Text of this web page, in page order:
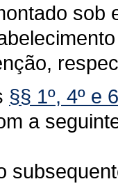
sob
§§ 1º, 4º e
a